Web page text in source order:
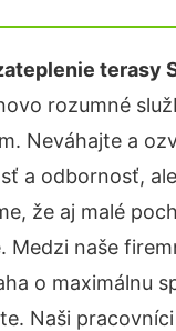
terasy
rozumné
Neváhajte a
a odbornosť,
že aj malé
Medzi naše
o maximálnu
Naši